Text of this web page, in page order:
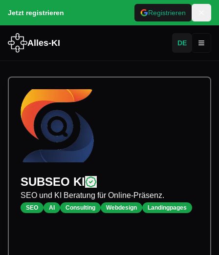
Jetzt registrieren Registrieren
Alles-KI DE
SUBSEO KI
SEO und KI Beratung für Online-Präsenz.
SEO AI Consulting Webdesign Landingpages